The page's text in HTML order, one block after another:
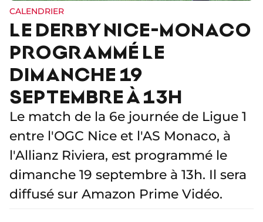
CALENDRIER
LE DERBY NICE-MONACO
PROGRAMMÉ LE
DIMANCHE 19
SEPTEMBRE À 13H
Le match de la 6e journée de Ligue 1
entre l'OGC Nice et l'AS Monaco, à
l'Allianz Riviera, est programmé le
dimanche 19 septembre à 13h. Il sera
diffusé sur Amazon Prime Vidéo.